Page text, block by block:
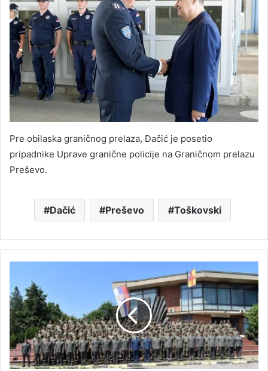
Pre obilaska graničnog prelaza, Dačić je posetio
pripadnike Uprave granične policije na Graničnom prelazu
Preševo.
Dačić Preševo Toškovski